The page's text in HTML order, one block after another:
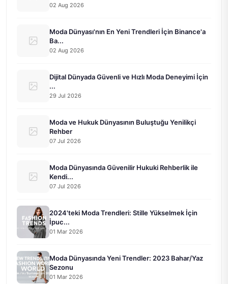
02 Aug 2026
Moda Dünyası'nın En Yeni Trendleri İçin Binance'a
Ba...
02 Aug 2026
Dijital Dünyada Güvenli ve Hızlı Moda Deneyimi İçin
...
29 Jul 2026
Moda ve Hukuk Dünyasının Buluştuğu Yenilikçi
Rehber
07 Jul 2026
Moda Dünyasında Güvenilir Hukuki Rehberlik ile
Kendi...
07 Jul 2026
2024'teki Moda Trendleri: Stille Yükselmek İçin
İpuc...
01 Mar 2026
Moda Dünyasında Yeni Trendler: 2023 Bahar/Yaz
Sezonu
01 Mar 2026